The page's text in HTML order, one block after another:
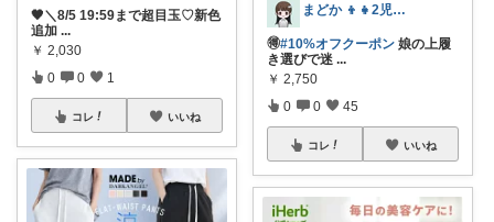
🖤＼8/5 19:59まで超目玉♡新色
追加 ...
￥ 2,030
0 0 1
コレ いいね
まどか 👦👧2児のママ
🉐#10%オフクーポン 娘の上履
き選びで迷 ...
￥ 2,750
0 0 45
コレ いいね